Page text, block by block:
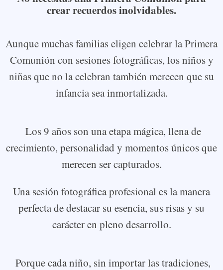
crear recuerdos inolvidables.
Aunque muchas familias eligen celebrar la Primera
Comunión con sesiones fotográficas, los niños y
niñas que no la celebran también merecen que su
infancia sea inmortalizada.
Los 9 años son una etapa mágica, llena de
crecimiento, personalidad y momentos únicos que
merecen ser capturados.
Una sesión fotográfica profesional es la manera
perfecta de destacar su esencia, sus risas y su
carácter en pleno desarrollo.
Porque cada niño, sin importar las tradiciones,